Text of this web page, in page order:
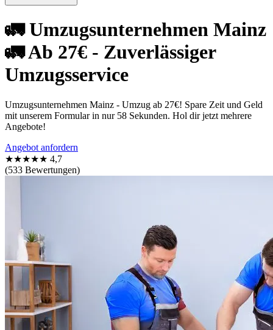
🚛 Umzugsunternehmen Mainz
🚛 Ab 27€ - Zuverlässiger
Umzugsservice
Umzugsunternehmen Mainz - Umzug ab 27€! Spare Zeit und Geld
mit unserem Formular in nur 58 Sekunden. Hol dir jetzt mehrere
Angebote!
Angebot anfordern
★★★★★ 4,7
(533 Bewertungen)